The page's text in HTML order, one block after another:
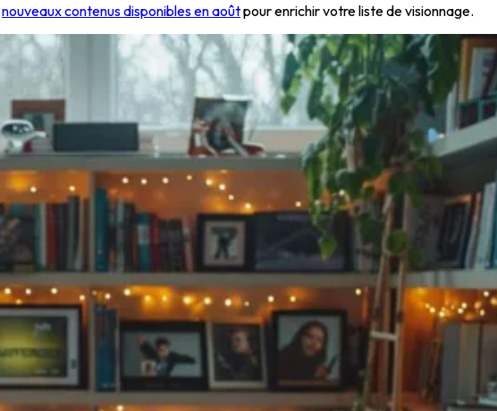
nouveaux contenus disponibles en aoûtpour enrichir votre liste de visionnage.